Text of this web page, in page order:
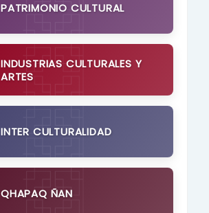
PATRIMONIO CULTURAL
INDUSTRIAS CULTURALES Y
ARTES
INTER CULTURALIDAD
QHAPAQ ÑAN